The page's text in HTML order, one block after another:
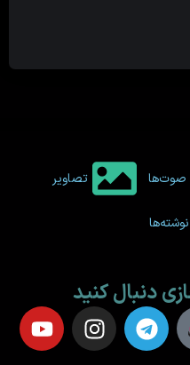
صوت‌ها تصاویر
نوشته‌ها
دنبال کنید